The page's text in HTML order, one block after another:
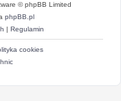
© phpBB Limited
phpBB.pl
| Regulamin
cookies